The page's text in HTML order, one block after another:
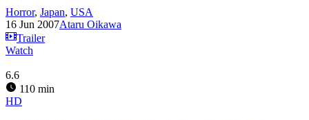
Horror, Japan, USA
16 Jun 2007Ataru Oikawa
Trailer
Watch
6.6
110 min
HD